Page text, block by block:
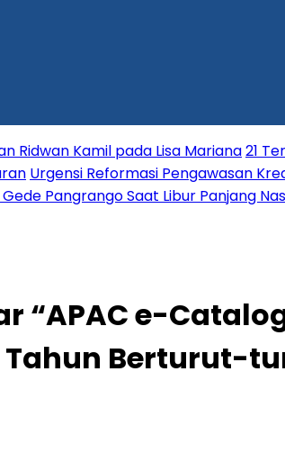
Ridwan Kamil pada Lisa Mariana21
Urgensi Reformasi Pengawasan
Pangrango Saat Libur Panjang
“APAC e-
Tahun Berturut-